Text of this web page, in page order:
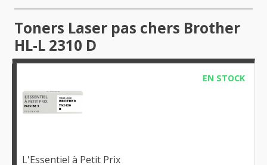
Toners Laser pas chers Brother
HL-L 2310 D
EN STOCK
L'Essentiel à Petit Prix